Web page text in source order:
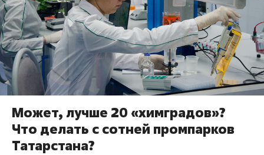
Может, лучше 20 «химградов»?
Что делать с сотней промпарков
Татарстана?